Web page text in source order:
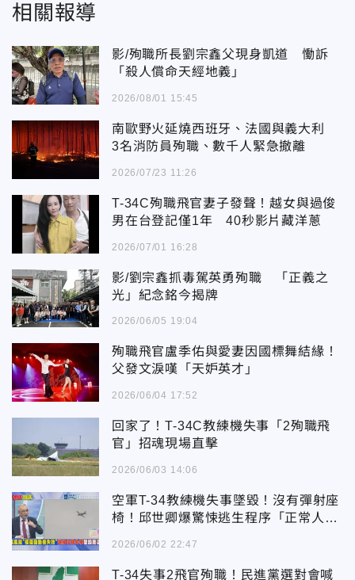
相關報導
影/殉職所長劉宗鑫父現身凱道 慟訴
「殺人償命天經地義」
2026/08/01 15:45
南歐野火延燒西班牙、法國與義大利
3名消防員殉職、數千人緊急撤離
2026/07/23 11:26
T-34C殉職飛官妻子發聲！越女與過俊
男在台登記僅1年 40秒影片藏洋蔥
2026/07/01 16:28
影/劉宗鑫抓毒駕英勇殉職 「正義之
光」紀念銘今揭牌
2026/06/05 19:04
殉職飛官盧季佑與愛妻因國標舞結緣！
父發文淚嘆「天妒英才」
2026/06/04 17:52
回家了！T-34C教練機失事「2殉職飛
官」招魂現場直擊
2026/06/03 14:06
空軍T-34教練機失事墜毀！沒有彈射座
椅！邱世卿爆驚悚逃生程序「正常人做
2026/06/02 22:47
T-34失事2飛官殉職！民進黨選對會喊